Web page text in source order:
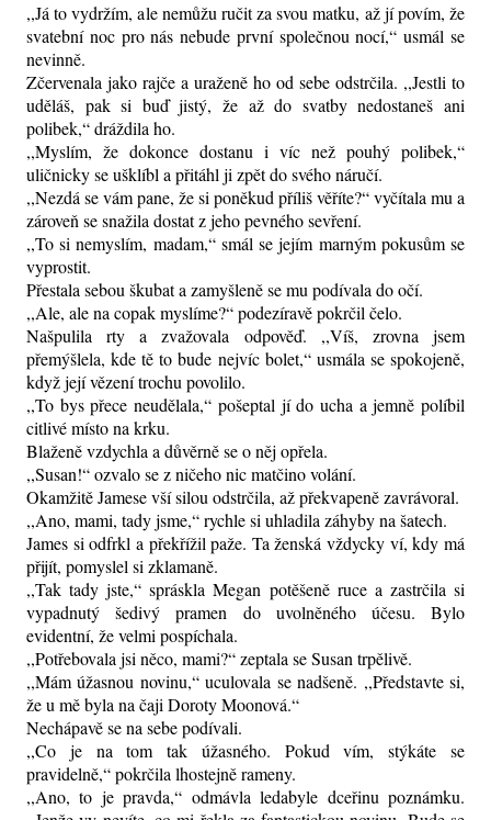
,,Já to vydržím, ale nemůžu ručit za svou matku, až jí povím, že
svatební noc pro nás nebude první společnou nocí,“ usmál se
nevinně.
Zčervenala jako rajče a uraženě ho od sebe odstrčila. ,,Jestli to
uděláš, pak si buď jistý, že až do svatby nedostaneš ani
polibek,“ dráždila ho.
,,Myslím, že dokonce dostanu i víc než pouhý polibek,“
uličnicky se ušklíbl a přitáhl ji zpět do svého náručí.
,,Nezdá se vám pane, že si poněkud příliš věříte?“ vyčítala mu a
zároveň se snažila dostat z jeho pevného sevření.
,,To si nemyslím, madam,“ smál se jejím marným pokusům se
vyprostit.
Přestala sebou škubat a zamyšleně se mu podívala do očí.
,,Ale, ale na copak myslíme?“ podezíravě pokrčil čelo.
Našpulila rty a zvažovala odpověď. ,,Víš, zrovna jsem
přemýšlela, kde tě to bude nejvíc bolet,“ usmála se spokojeně,
když její vězení trochu povolilo.
,,To bys přece neudělala,“ pošeptal jí do ucha a jemně políbil
citlivé místo na krku.
Blaženě vzdychla a důvěrně se o něj opřela.
,,Susan!“ ozvalo se z ničeho nic matčino volání.
Okamžitě Jamese vší silou odstrčila, až překvapeně zavrávoral.
,,Ano, mami, tady jsme,“ rychle si uhladila záhyby na šatech.
James si odfrkl a překřížil paže. Ta ženská vždycky ví, kdy má
přijít, pomyslel si zklamaně.
,,Tak tady jste,“ spráskla Megan potěšeně ruce a zastrčila si
vypadnutý šedivý pramen do uvolněného účesu. Bylo
evidentní, že velmi pospíchala.
,,Potřebovala jsi něco, mami?“ zeptala se Susan trpělivě.
,,Mám úžasnou novinu,“ uculovala se nadšeně. ,,Představte si,
že u mě byla na čaji Doroty Moonová.“
Nechápavě se na sebe podívali.
,,Co je na tom tak úžasného. Pokud vím, stýkáte se
pravidelně,“ pokrčila lhostejně rameny.
,,Ano, to je pravda,“ odmávla ledabyle dceřinu poznámku.